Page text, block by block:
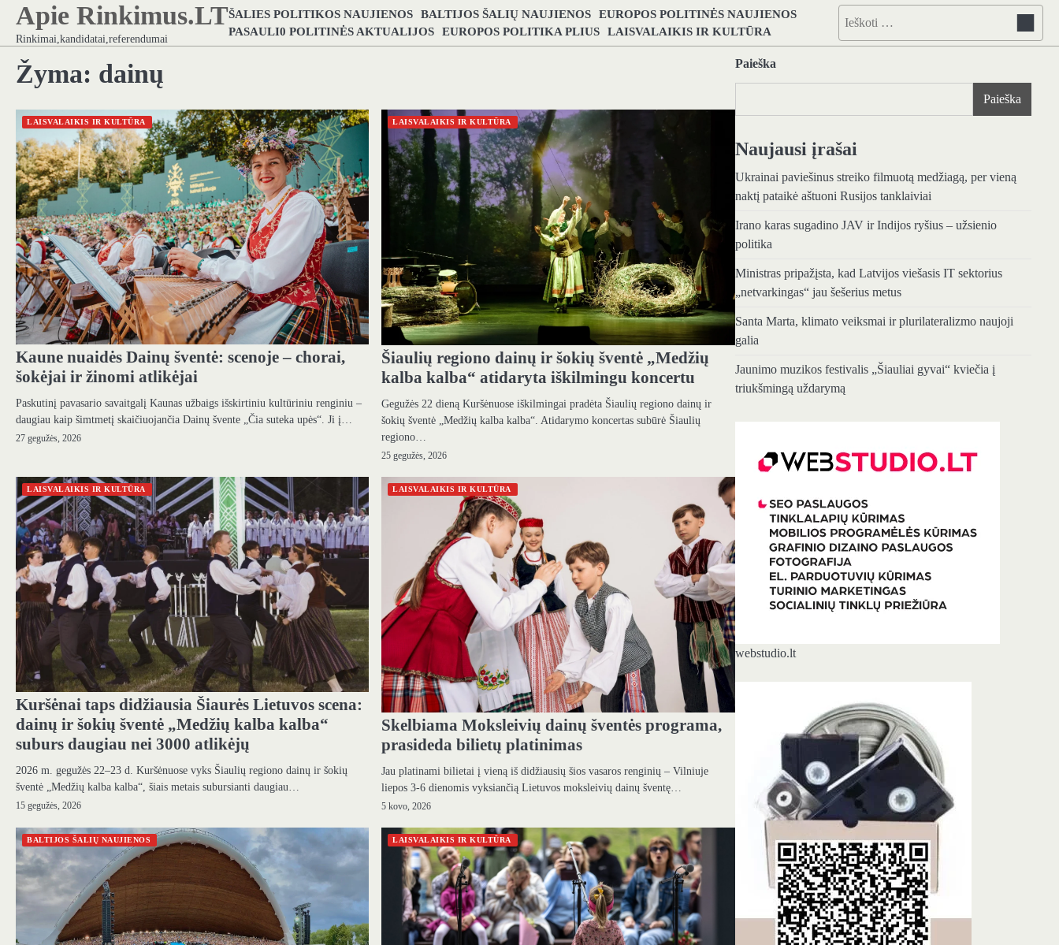
Skip
content
Apie Rinkimus.LT
Rinkimai,kandidatai,referendumai
ŠALIES POLITIKOS NAUJIENOS BALTIJOS ŠALIŲ NAUJIENOS EUROPOS POLITINĖS NAUJIENOS
PASAULI0 POLITINĖS AKTUALIJOS EUROPOS POLITIKA PLIUS LAISVALAIKIS IR KULTŪRA
Ieškoti:
Žyma: dainų
LAISVALAIKIS IR KULTŪRA
Kaune nuaidės Dainų šventė: scenoje – chorai,
šokėjai ir žinomi atlikėjai
Paskutinį pavasario savaitgalį Kaunas užbaigs išskirtiniu kultūriniu renginiu –
daugiau kaip šimtmetį skaičiuojančia Dainų švente „Čia suteka upės“. Ji į…
27 gegužės, 2026
LAISVALAIKIS IR KULTŪRA
Šiaulių regiono dainų ir šokių šventė „Medžių
kalba kalba“ atidaryta iškilmingu koncertu
Gegužės 22 dieną Kuršėnuose iškilmingai pradėta Šiaulių regiono dainų ir
šokių šventė „Medžių kalba kalba“. Atidarymo koncertas subūrė Šiaulių
regiono…
25 gegužės, 2026
LAISVALAIKIS IR KULTŪRA
Kuršėnai taps didžiausia Šiaurės Lietuvos scena:
dainų ir šokių šventė „Medžių kalba kalba“
suburs daugiau nei 3000 atlikėjų
2026 m. gegužės 22–23 d. Kuršėnuose vyks Šiaulių regiono dainų ir šokių
šventė „Medžių kalba kalba“, šiais metais subursianti daugiau…
15 gegužės, 2026
LAISVALAIKIS IR KULTŪRA
Skelbiama Moksleivių dainų šventės programa,
prasideda bilietų platinimas
Jau platinami bilietai į vieną iš didžiausių šios vasaros renginių – Vilniuje
liepos 3-6 dienomis vyksiančią Lietuvos moksleivių dainų šventę…
5 kovo, 2026
BALTIJOS ŠALIŲ NAUJIENOS LAISVALAIKIS IR KULTŪRA
Paieška
Paieška
Naujausi įrašai
Ukrainai paviešinus streiko filmuotą medžiagą, per vieną
naktį pataikė aštuoni Rusijos tanklaiviai
Irano karas sugadino JAV ir Indijos ryšius – užsienio
politika
Ministras pripažįsta, kad Latvijos viešasis IT sektorius
„netvarkingas“ jau šešerius metus
Santa Marta, klimato veiksmai ir plurilateralizmo naujoji
galia
Jaunimo muzikos festivalis „Šiauliai gyvai“ kviečia į
triukšmingą uždarymą
webstudio.lt